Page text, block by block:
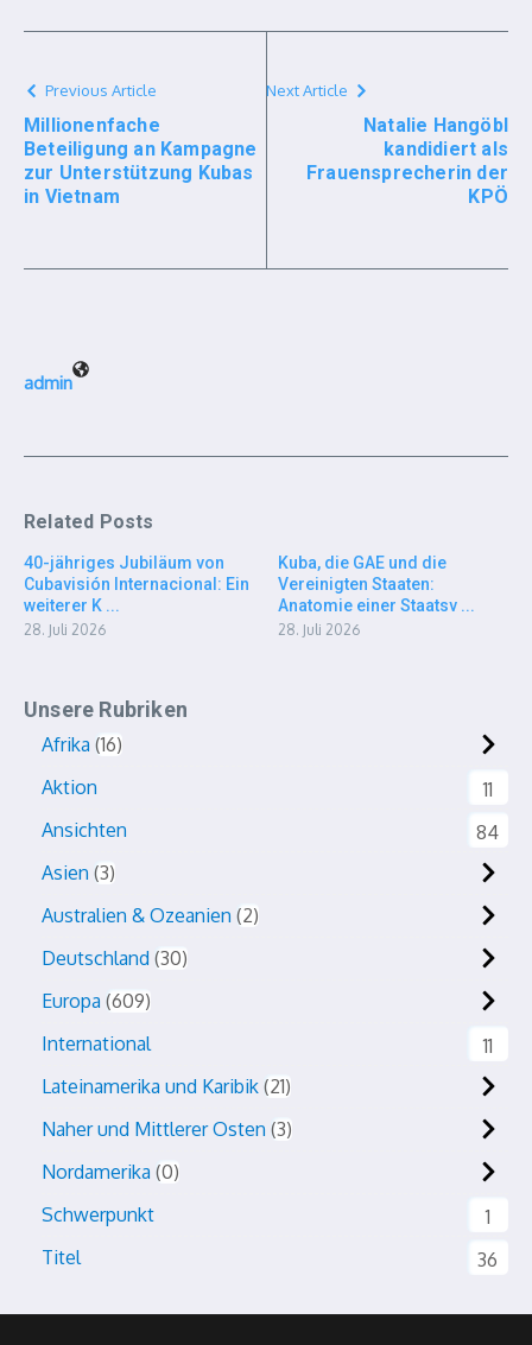
Previous Article
Millionenfache
Beteiligung an Kampagne
zur Unterstützung Kubas
in Vietnam
Next Article
Natalie Hangöbl
kandidiert als
Frauensprecherin der
KPÖ
admin
Related Posts
40-jähriges Jubiläum von
Cubavisión Internacional: Ein
weiterer K ...
28. Juli 2026
Kuba, die GAE und die
Vereinigten Staaten:
Anatomie einer Staatsv ...
28. Juli 2026
Unsere Rubriken
Afrika 16
Aktion
11
Ansichten
84
Asien 3
Australien & Ozeanien 2
Deutschland 30
Europa 609
International
11
Lateinamerika und Karibik 21
Naher und Mittlerer Osten 3
Nordamerika 0
Schwerpunkt
1
Titel
36